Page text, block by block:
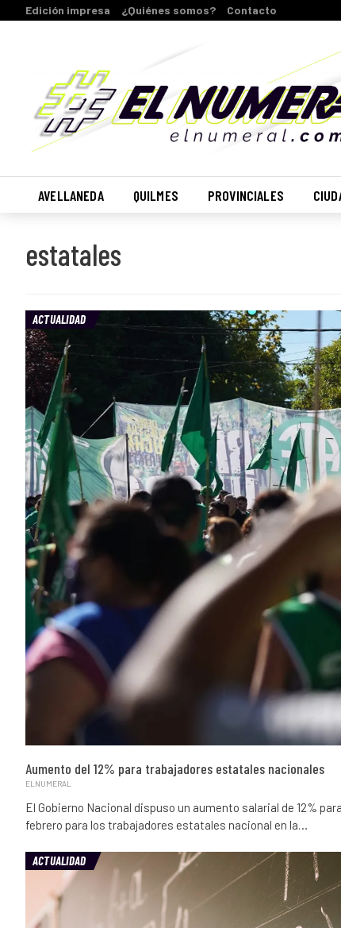
Edición impresa ¿Quiénes somos? Contacto
AVELLANEDA QUILMES PROVINCIALES
estatales
ACTUALIDAD
Aumento del 12% para trabajadores estatales nacionales
ELNUMERAL
El Gobierno Nacional dispuso un aumento salarial de 12% para
febrero para los trabajadores estatales nacional en la…
ACTUALIDAD